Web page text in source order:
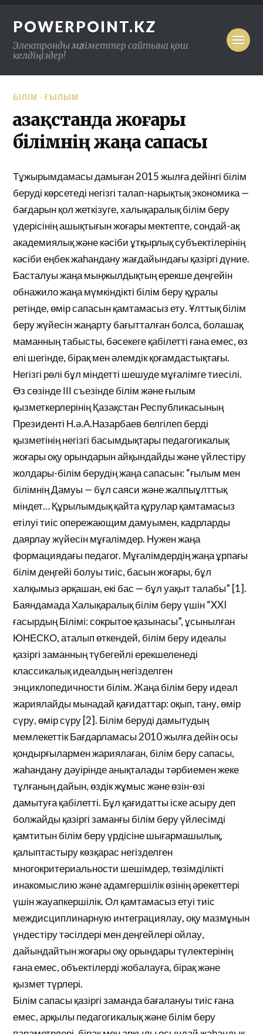
POWERPOINT.KZ
Электронды мәліметтер сайтына қош
келдіңіздер!
БІЛІМ - ҒЫЛЫМ
Қазақстанда жоғары
білімнің жаңа сапасы
Тұжырымдамасы дамыған 2015 жылға дейінгі білім
беруді көрсетеді негізгі талап-нарықтық экономика —
бағдарын қол жеткізуге, халықаралық білім беру
үдерісінің ашықтығын жоғары мектепте, сондай-ақ
академиялық және кәсіби ұтқырлық субъектілерінің
кәсіби еңбек жаһандану жағдайындағы қазіргі дүние.
Басталуы жаңа мыңжылдықтың ерекше деңгейін
обнажило жаңа мүмкіндікті білім беру құралы
ретінде, өмір сапасын қамтамасыз ету. Ұлттық білім
беру жүйесін жаңарту бағытталған болса, болашақ
маманның табысты, бәсекеге қабілетті ғана емес, өз
елі шегінде, бірақ мен әлемдік қоғамдастықтағы.
Негізгі рөлі бұл міндетті шешуде мұғалімге тиесілі.
Өз сөзінде ІІІ съезінде білім және ғылым
қызметкерлерінің Қазақстан Республикасының
Президенті Н.ә.А.Назарбаев белгілеп берді
қызметінің негізгі басымдықтары педагогикалық
жоғары оқу орындарын айқындайды және үйлестіру
жолдары-білім берудің жаңа сапасын: “ғылым мен
білімнің Дамуы — бұл саяси және жалпыұлттық
міндет… Құрылымдық қайта құрулар қамтамасыз
етілуі тиіс опережающим дамуымен, кадрларды
даярлау жүйесін мұғалімдер. Нужен жаңа
формациядағы педагог. Мұғалімдердің жаңа ұрпағы
білім деңгейі болуы тиіс, басын жоғары, бұл
халқымыз әрқашан, екі бас — бұл уақыт талабы” [1].
Баяндамада Халықаралық білім беру үшін “XXI
ғасырдың Білімі: сокрытое қазынасы”, ұсынылған
ЮНЕСКО, аталып өткендей, білім беру идеалы
қазіргі заманның түбегейлі ерекшеленеді
классикалық идеалдың негізделген
энциклопедичности білім. Жаңа білім беру идеал
жариялайды мынадай қағидаттар: оқып, тану, өмір
сүру, өмір сүру [2]. Білім беруді дамытудың
мемлекеттік Бағдарламасы 2010 жылға дейін осы
қондырғылармен жариялаған, білім беру сапасы,
жаһандану дәуірінде анықталады тәрбиемен жеке
тұлғаның дайын, өздік жұмыс және өзін-өзі
дамытуға қабілетті. Бұл қағидатты іске асыру деп
болжайды қазіргі заманғы білім беру үйлесімді
қамтитын білім беру үрдісіне шығармашылық,
қалыптастыру көзқарас негізделген
многокритериальности шешімдер, төзімділікті
инакомыслию және адамгершілік өзінің әрекеттері
үшін жауапкершілік. Ол қамтамасыз етуі тиіс
междисциплинарную интеграциялау, оқу мазмұнын
үндестіру тәсілдері мен деңгейлері ойлау,
дайындайтын жоғары оқу орындары түлектерінің
ғана емес, объектілерді жобалауға, бірақ және
қызмет түрлері.
Білім сапасы қазіргі заманда бағалануы тиіс ғана
емес, арқылы педагогикалық және білім беру